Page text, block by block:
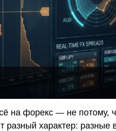
и
на форекс — не потому,
разный характер: